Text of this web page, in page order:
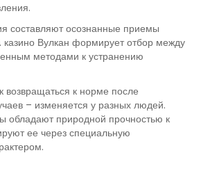
составляют осознанные приемы
казино Вулкан формирует отбор между
методами к устранению
возвращаться к норме после
– изменяется у разных людей.
обладают природной прочностью к
ее через специальную